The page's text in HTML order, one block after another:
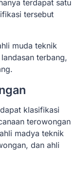
terdapat satu
tersebut
muda teknik
terbang,
klasifikasi
terowongan
madya teknik
dan ahli